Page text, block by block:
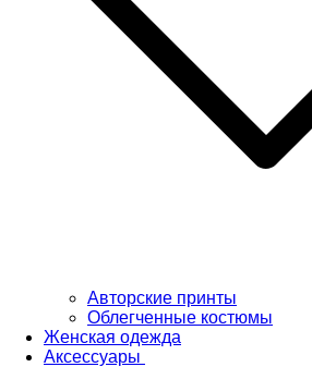
Авторские принты
Облегченные костюмы
Женская одежда
Аксессуары